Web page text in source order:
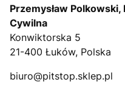
Przemysław Polkowski,
Cywilna
Konwiktorska 5
21-400 Łuków, Polska
biuro@pitstop.sklep.pl